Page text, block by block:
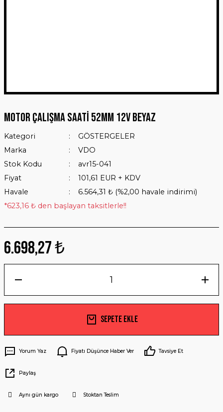
Motor Çalışma Saati 52mm 12V Beyaz
Kategori
GÖSTERGELER
Marka
VDO
Stok Kodu
avr15-041
Fiyat
101,61 EUR + KDV
Havale
6.564,31 ₺ (%2,00 havale indirimi)
*623,16 ₺ den başlayan taksitlerle!!
6.698,27 ₺
Sepete Ekle
Yorum Yaz Fiyatı Düşünce Haber Ver Tavsiye Et
Paylaş
Aynı gün kargo Stoktan Teslim